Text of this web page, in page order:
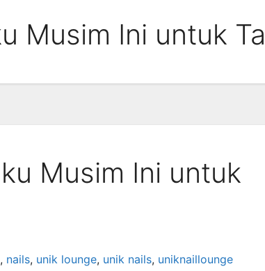
Musim Ini untuk
Musim Ini untuk
, nails, unik lounge, unik nails, uniknaillounge